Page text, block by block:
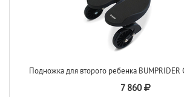
Подножка для второго ребенка BUMPRIDER
7 860